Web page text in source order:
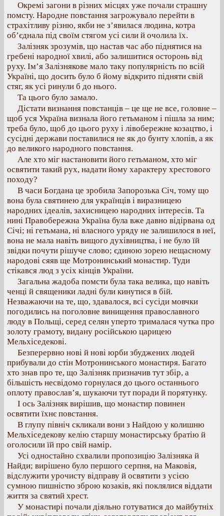
Окремі загони в різних місцях уже почали страшну
помсту. Народне повстання загрожувало перейти в
страхітливу різню, якби не з’явилася людина, котра
об’єднала під своїм стягом усі сили й очолила їх.
Залізняк зрозумів, що настав час або піднятися на
гребені народної хвилі, або залишитися осторонь від
руху. Ім’я Залізнякове мало таку популярність по всій
Україні, що досить було б йому відкрито підняти свій
стяг, як усі ринули б до нього.
Та цього було замало.
Дістати визнання повстанців – це ще не все, головне –
щоб уся Україна визнала його гетьманом і пішла за ним;
треба було, щоб до цього руху і лівобережне козацтво, і
сусідні держави поставилися не як до бунту хлопів, а як
до великого народного повстання.
Але хто міг настановити його гетьманом, хто міг
освятити такий рух, надати йому характеру хрестового
походу?
В часи Богдана це зробила Запорозька Січ, тому що
вона була святинею для українців і виразницею
народних ідеалів, захисницею народних інтересів. Та
нині Правобережна Україна була вже давно відірвана од
Січі; ні гетьмана, ні власного уряду не залишилося в неї,
вона не мала навіть вищого духівництва, і не було їй
звідки почути рішуче слово; єдиною зорею нещасному
народові сяяв ще Мотронинський монастир. Туди
стікався люд з усіх кінців України.
Загальна жадоба помсти була така велика, що навіть
ченці й священики ладні були кинутися в бій.
Незважаючи на те, що, здавалося, всі сусіди мовчки
погодились на поголовне винищення православного
люду в Польщі, серед селян уперто трималася чутка про
золоту грамоту, видану російською царицею
Мельхіседекові.
Безперервно нові й нові юрби збуджених людей
прибували до стін Мотронинського монастиря. Багато
хто знав про те, що Залізняк призначив тут збір, а
більшість несвідомо горнулася до цього останнього
оплоту православ’я, шукаючи тут поради й порятунку.
І ось Залізняк вирішив, що монастир повинен
освятити їхнє повстання.
В глупу північ скликали вони з Найдою у колишню
Мельхіседекову келію старшу монастирську братію й
оголосили їй про свій намір.
Усі одностайно схвалили пропозицію Залізняка й
Найди; вирішено було першого серпня, на Маковія,
відслужити урочисту відправу й освятити з усією
сумною пишністю зброю козаків, які поклялися віддати
життя за святий хрест.
У монастирі почали діяльно готуватися до майбутніх